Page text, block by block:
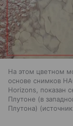
На этом цветном
основе снимков
Horizons, показан
Плутоне (в
Плутона)